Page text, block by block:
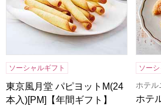
ソーシャルギフト
東京風月堂 パピヨットM(24
本入)[PM]【年間ギフト】
ソー
ホテル
ホテ